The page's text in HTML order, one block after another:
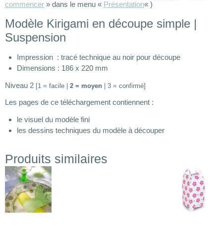
commencer » dans le menu « Présentation« )
Modèle Kirigami en découpe simple |
Suspension
Impression : tracé technique au noir pour découpe
Dimensions : 186 x 220 mm
Niveau 2 [1 = facile | 2 = moyen | 3 = confirmé]
Les pages de ce téléchargement contiennent :
le visuel du modèle fini
les dessins techniques du modèle à découper
Produits similaires